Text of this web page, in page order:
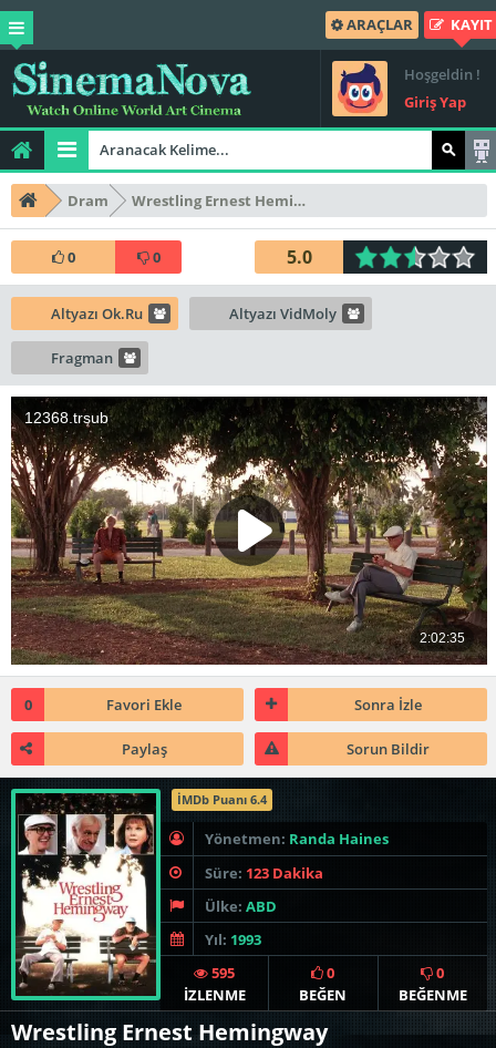
ARAÇLAR KAYIT
Hoşgeldin !
Giriş Yap
Dram Wrestling Ernest Hemingway
0 0 5.0
Altyazı Ok.Ru Altyazı VidMoly
Fragman
0 Favori Ekle Sonra İzle
Paylaş Sorun Bildir
İMDb Puanı 6.4
Yönetmen: Randa Haines
Süre: 123 Dakika
Ülke: ABD
Yıl: 1993
595
İZLENME
0
BEĞEN
0
BEĞENME
Wrestling Ernest Hemingway